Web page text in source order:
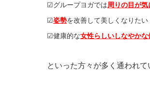
☑︎グループヨガでは周りの目が気
☑︎姿勢を改善して美しくなりたい
☑︎健康的な女性らしいしなやかな
といった方々が多く通われて